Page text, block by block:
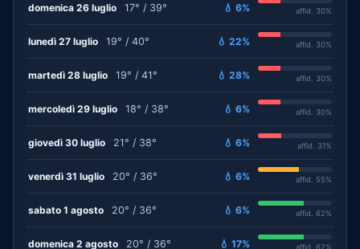
domenica 26 luglio 17° / 39° 💧 6% affid. 30%
lunedì 27 luglio 19° / 40° 💧 22% affid. 30%
martedì 28 luglio 19° / 41° 💧 28% affid. 30%
mercoledì 29 luglio 18° / 38° 💧 6% affid. 30%
giovedì 30 luglio 21° / 38° 💧 6% affid. 31%
venerdì 31 luglio 20° / 36° 💧 6% affid. 55%
sabato 1 agosto 20° / 36° 💧 6% affid. 62%
domenica 2 agosto 20° / 36° 💧 17% affid. 62%